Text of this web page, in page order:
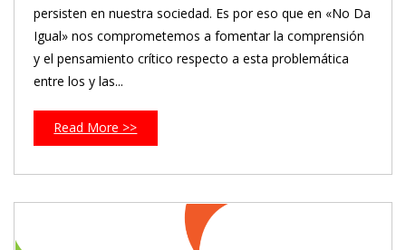
persisten en nuestra sociedad. Es por eso que en «No Da
Igual» nos comprometemos a fomentar la comprensión
y el pensamiento crítico respecto a esta problemática
entre los y las...
Read More >>